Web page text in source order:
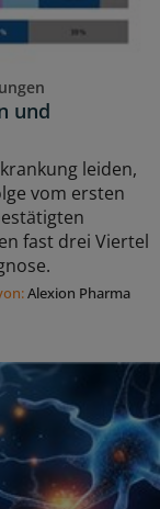
und
leiden,
vom ersten
fast drei Viertel
Alexion Pharma